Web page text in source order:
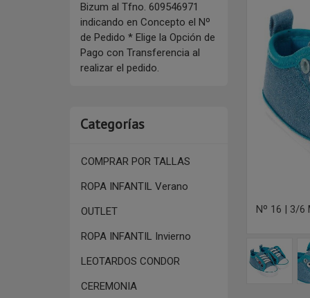
Bizum al Tfno. 609546971
indicando en Concepto el Nº
de Pedido * Elige la Opción de
Pago con Transferencia al
realizar el pedido.
Categorías
COMPRAR POR TALLAS
ROPA INFANTIL Verano
OUTLET
ROPA INFANTIL Invierno
LEOTARDOS CONDOR
CEREMONIA
Nº 16 | 3/6